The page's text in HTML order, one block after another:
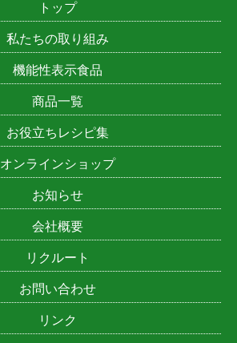
トップ
私たちの取り組み
機能性表示食品
商品一覧
お役立ちレシピ集
オンラインショップ
お知らせ
会社概要
リクルート
お問い合わせ
リンク